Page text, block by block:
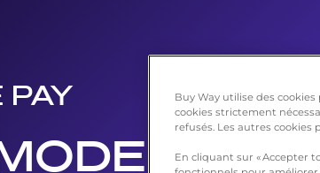
PAY
DE
Buy Way utilise des
cookies strictement
refusés. Les autres cookies
En cliquant sur « Accepter